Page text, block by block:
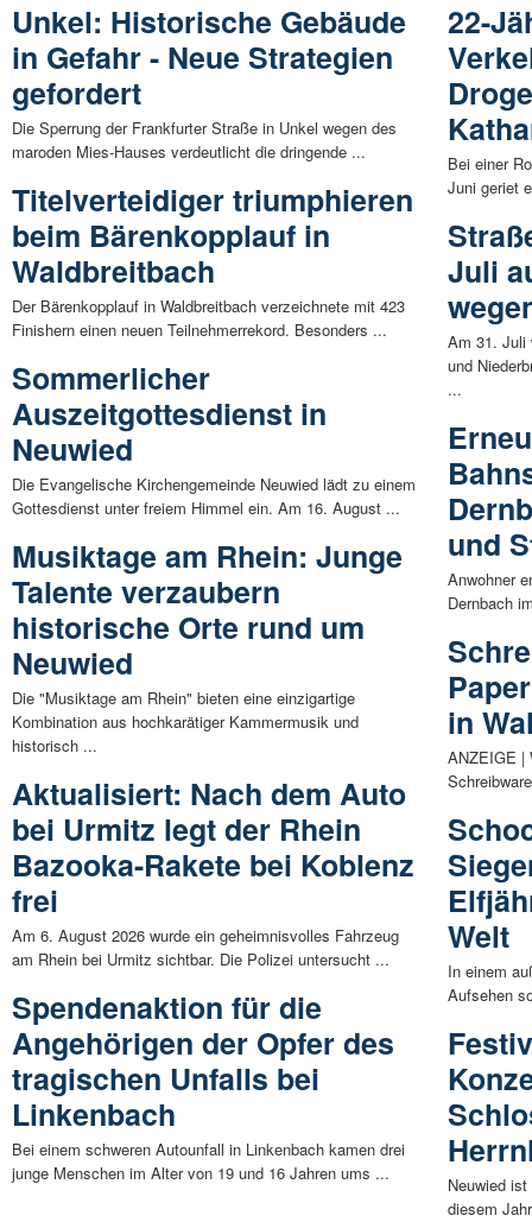
Unkel: Historische Gebäude
in Gefahr - Neue Strategien
gefordert
Die Sperrung der Frankfurter Straße in Unkel wegen des
maroden Mies-Hauses verdeutlicht die dringende ...
Titelverteidiger triumphieren
beim Bärenkopplauf in
Waldbreitbach
Der Bärenkopplauf in Waldbreitbach verzeichnete mit 423
Finishern einen neuen Teilnehmerrekord. Besonders ...
Sommerlicher
Auszeitgottesdienst in
Neuwied
Die Evangelische Kirchengemeinde Neuwied lädt zu einem
Gottesdienst unter freiem Himmel ein. Am 16. August ...
Musiktage am Rhein: Junge
Talente verzaubern
historische Orte rund um
Neuwied
Die "Musiktage am Rhein" bieten eine einzigartige
Kombination aus hochkarätiger Kammermusik und
historisch ...
Aktualisiert: Nach dem Auto
bei Urmitz legt der Rhein
Bazooka-Rakete bei Koblenz
frei
Am 6. August 2026 wurde ein geheimnisvolles Fahrzeug
am Rhein bei Urmitz sichtbar. Die Polizei untersucht ...
Spendenaktion für die
Angehörigen der Opfer des
tragischen Unfalls bei
Linkenbach
Bei einem schweren Autounfall in Linkenbach kamen drei
junge Menschen im Alter von 19 und 16 Jahren ums ...
22-
Bei einer
Juni geriet
Juli
Am 31. Juli
und
...
und
Anwohner
Dernbach
in
ANZEIGE |
Welt
In einem
Aufsehen
Neuwied
diesem